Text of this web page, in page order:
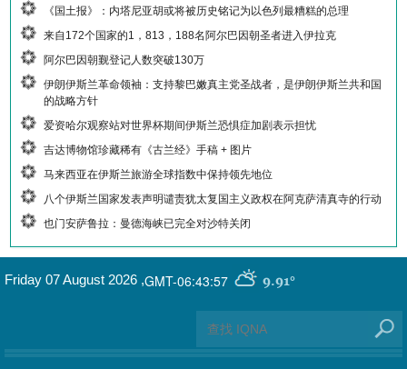
《国土报》：内塔尼亚胡或将被历史铭记为以色列最糟糕的总理
来自172个国家的1，813，188名阿尔巴因朝圣者进入伊拉克
阿尔巴因朝觐登记人数突破130万
伊朗伊斯兰革命领袖：支持黎巴嫩真主党圣战者，是伊朗伊斯兰共和国
的战略方针
爱资哈尔观察站对世界杯期间伊斯兰恐惧症加剧表示担忧
吉达博物馆珍藏稀有《古兰经》手稿 + 图片
马来西亚在伊斯兰旅游全球指数中保持领先地位
八个伊斯兰国家发表声明谴责犹太复国主义政权在阿克萨清真寺的行动
也门安萨鲁拉：曼德海峡已完全对沙特关闭
GMT-06:43:57 9.91°
Friday 07 August 2026 ,